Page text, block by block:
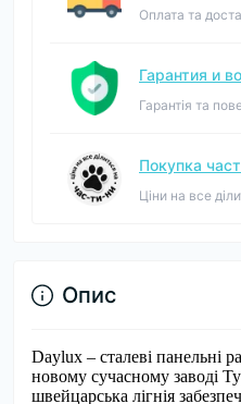
Оплата та
Гарантия и
Гарантія та
Покупка
Ціни на все
Опис
Daylux – сталеві панельні
новому сучасному заводі
швейцарська лігнія